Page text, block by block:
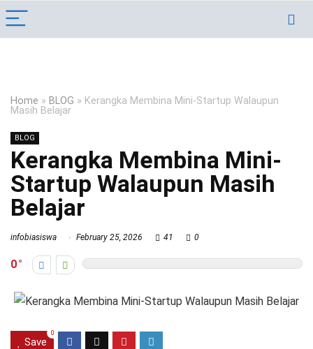
Home » BLOG » Kerangka Membina Mini-Startup Walaupun
Masih Belajar
BLOG
Kerangka Membina Mini-
Startup Walaupun Masih
Belajar
infobiasiswa February 25, 2026 41 0
0
Save
0